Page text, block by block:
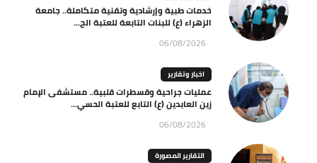
خدمات طبية وإرشادية وتقنية متكاملة.. جامعة
الزهراء (ع) للبنات التابعة للعتبة الح...
06/08/2026
اخبار وتقارير
عمليات جراحية وقسطرات قلبية.. مستشفى الإمام
زين العابدين (ع) التابع للعتبة الحسي...
06/08/2026
التقارير المصورة